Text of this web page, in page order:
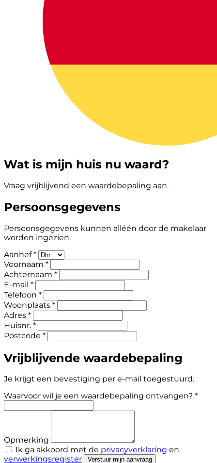
Wat is mijn huis nu waard?
Vraag vrijblijvend een waardebepaling aan.
Persoonsgegevens
Persoonsgegevens kunnen alléén door de makelaar
worden ingezien.
Aanhef *
Voornaam *
Achternaam *
E-mail *
Telefoon *
Woonplaats *
Adres *
Huisnr. *
Postcode *
Vrijblijvende waardebepaling
Je krijgt een bevestiging per e-mail toegestuurd.
Waarvoor wil je een waardebepaling ontvangen? *
Opmerking
Ik ga akkoord met de privacyverklaring en
verwerkingsregister
Verstuur mijn aanvraag